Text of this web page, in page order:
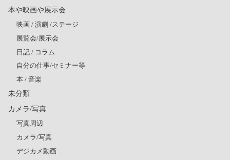
本や映画や展示会
映画 / 演劇 /ステージ
展覧会/展示会
日記 / コラム
自分の仕事/セミナー等
本 / 音楽
未分類
カメラ/写真
写真周辺
カメラ/写真
デジカメ動画